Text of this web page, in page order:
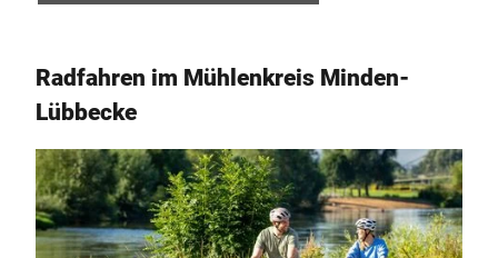
Radfahren im Mühlenkreis Minden-
Lübbecke